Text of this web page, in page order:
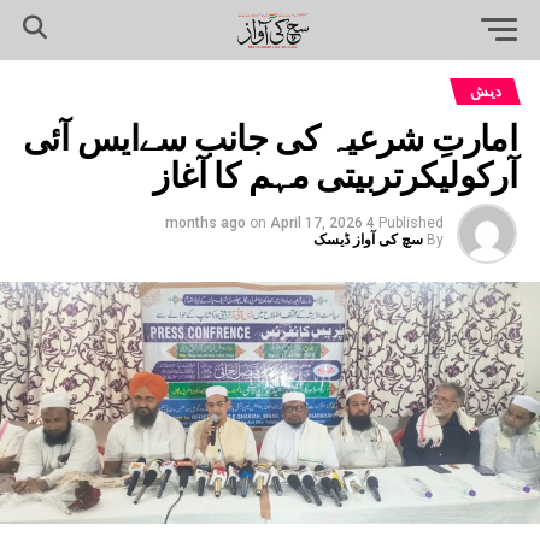
دیش
امارتِ شرعیہ کی جانب سےایس آئی
آرکولیکرتربیتی مہم کا آغاز
Published
4 months ago
on April 17, 2026
By سچ کی آواز ڈیسک